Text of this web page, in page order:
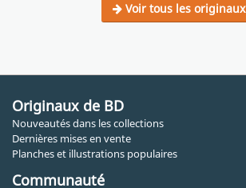
Voir tous les originaux
Originaux de BD
Nouveautés dans les collections
Dernières mises en vente
Planches et illustrations populaires
Communauté